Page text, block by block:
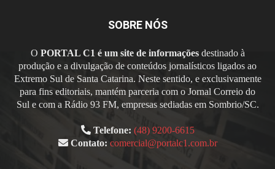
SOBRE NÓS
O PORTAL C1 é um site de informaçõesdestinado à
produção e a divulgação de conteúdos jornalísticos ligados ao
Extremo Sul de Santa Catarina. Neste sentido, e exclusivamente
para fins editoriais, mantém parceria com o Jornal Correio do
Sul e com a Rádio 93 FM, empresas sediadas em Sombrio/SC.
Telefone: (48) 9200-6615
Contato: comercial@portalc1.com.br